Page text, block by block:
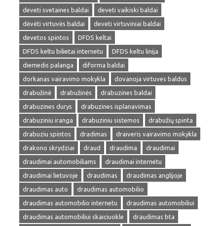
deveti svetaines baldai
deveti vaikiski baldai
dėvėti virtuvės baldai
deveti virtuviniai baldai
devetos spintos
DFDS keltai
DFDS keltu bilietai internetu
DFDS keltu linija
diemedis palanga
diforma baldai
dorkanas vairavimo mokykla
dovanoja virtuves baldus
drabužinė
drabužinės
drabuzines baldai
drabuzines durys
drabuzines isplanavimas
drabuziniu iranga
drabuziniu sistemos
drabužių spinta
drabuziu spintos
dradimas
draiveris vairavimo mokykla
drakono skrydziai
draud draudima
draudimai
draudimai automobiliams
draudimai internetu
draudimai lietuvoje
draudimas
draudimas anglijoje
draudimas auto
draudimas automobilio
draudimas automobilio internetu
draudimas automobiliui
draudimas automobiliui skaiciuokle
draudimas bta